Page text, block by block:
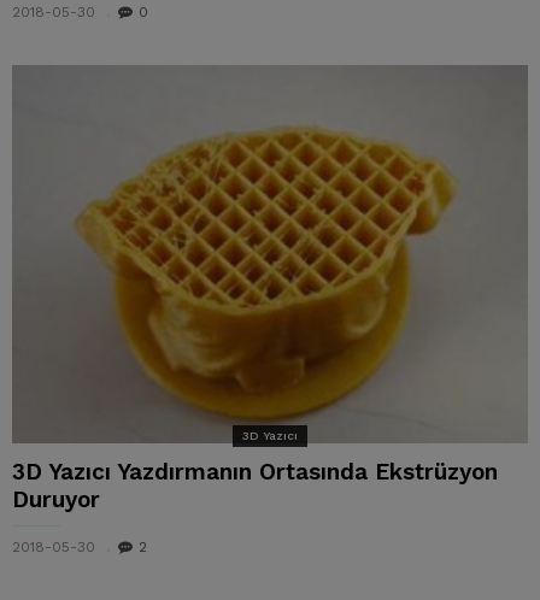
2018-05-30 0
3D Yazıcı
3D Yazıcı Yazdırmanın Ortasında Ekstrüzyon
Duruyor
2018-05-30 2